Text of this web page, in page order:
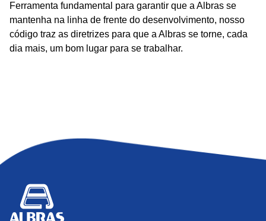
Ferramenta fundamental para garantir que a Albras se
mantenha na linha de frente do desenvolvimento, nosso
código traz as diretrizes para que a Albras se torne, cada
dia mais, um bom lugar para se trabalhar.